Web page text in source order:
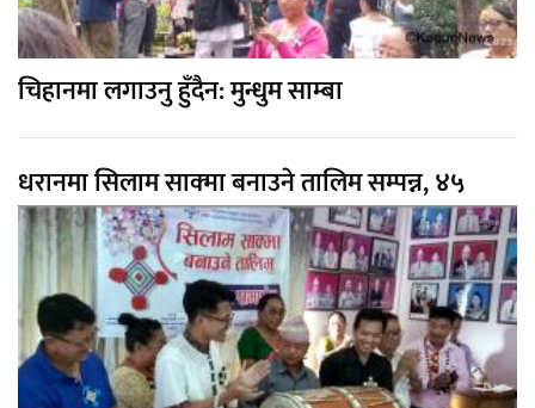
चिहानमा लगाउनु हुँदैन: मुन्धुम साम्बा
धरानमा सिलाम साक्मा बनाउने तालिम सम्पन्न, ४५